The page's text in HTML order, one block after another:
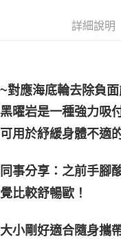
賣家宅配幫您送（台灣）
每筆NT$80，滿
郵局幫你送（離島）
付款後門市自取
免運費
詳細說明
~對應海底輪去除負
黑曜岩是一種強力吸
可用於紓緩身體不適
同事分享：之前手腳
覺比較舒暢歐！
大小剛好適合隨身攜